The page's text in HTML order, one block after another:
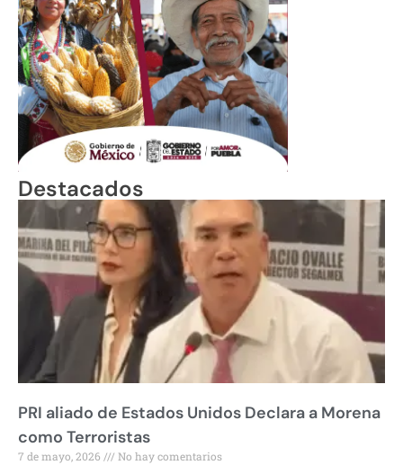
Destacados
PRI aliado de Estados Unidos Declara a Morena
como Terroristas
7 de mayo, 2026 No hay comentarios